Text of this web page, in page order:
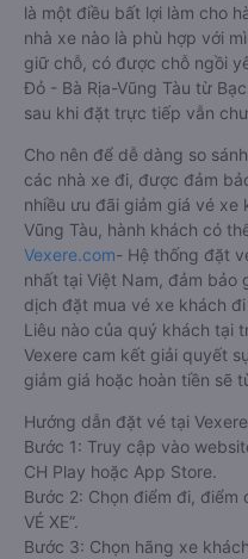
là một điều bất lợi làm cho
nhà xe nào là phù hợp với
giữ chỗ, có được chỗ ngồi
Đỏ - Bà Rịa-Vũng Tàu từ
sau khi đặt trực tiếp vẫn
Cho nên để dễ dàng so
các nhà xe đi, được đảm
nhiều ưu đãi giảm giá vé xe
Vũng Tàu, hành khách có
Vexere.com- Hệ thống đặt
nhất tại Việt Nam, đảm bảo
dịch đặt mua vé xe khách
Liêu nào của quý khách tại
Vexere cam kết giải quyết
giảm giá hoặc hoàn tiền sẽ
Hướng dẫn đặt vé tại
Bước 1: Truy cập vào
CH Play hoặc App Store.
Bước 2: Chọn điểm đi, điểm
VÉ XE”.
Bước 3: Chọn hãng xe